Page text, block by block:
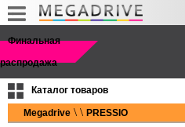
Финальная
распродажа
Каталог товаров
Megadrive \ \ PRESSIO